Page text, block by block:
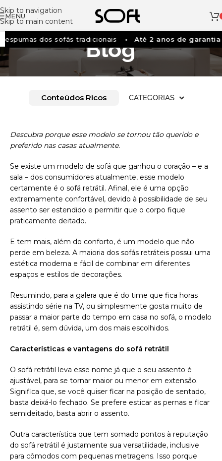
Skip to navigation
Skip to main content
MENU
dos sofás tradicionais Até 2 anos de garantia
Blog
Conteúdos Ricos CATEGORIAS
Descubra porque esse modelo se tornou tão querido e
preferido nas casas atualmente.
Se existe um modelo de sofá que ganhou o coração – e a
sala – dos consumidores atualmente, esse modelo
certamente é o sofá retrátil. Afinal, ele é uma opção
extremamente confortável, devido à possibilidade de seu
assento ser estendido e permitir que o corpo fique
praticamente deitado.
E tem mais, além do conforto, é um modelo que não
perde em beleza. A maioria dos sofás retráteis possui uma
estética moderna e fácil de combinar em diferentes
espaços e estilos de decorações.
Resumindo, para a galera que é do time que fica horas
assistindo série na TV, ou simplesmente gosta muito de
passar a maior parte do tempo em casa no sofá, o modelo
retrátil é, sem dúvida, um dos mais escolhidos.
Características e vantagens do sofá retrátil
O sofá retrátil leva esse nome já que o seu assento é
ajustável, para se tornar maior ou menor em extensão.
Significa que, se você quiser ficar na posição de sentado,
basta deixá-lo fechado. Se prefere esticar as pernas e ficar
semideitado, basta abrir o assento.
Outra característica que tem somado pontos à reputação
do sofá retrátil é justamente sua versatilidade, inclusive
para cômodos com pequenas metragens. Isso porque